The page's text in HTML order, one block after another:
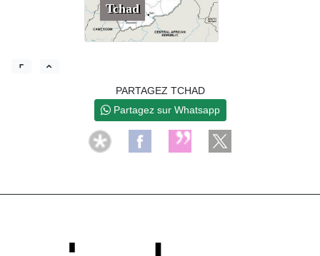
Tchad
PARTAGEZ TCHAD
Partagez sur Whatsapp